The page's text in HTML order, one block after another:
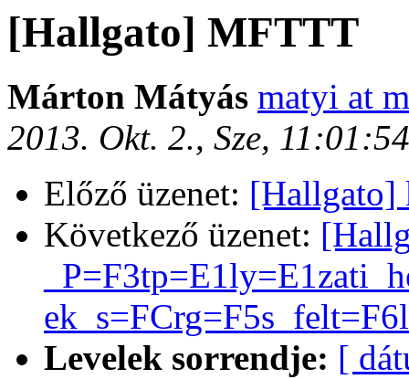
[Hallgato] MFTTT
Márton Mátyás matyi at
2013. Okt. 2., Sze,
Előző üzenet: [Hallgato]
Következő üzenet:
Levelek sorrendje: [